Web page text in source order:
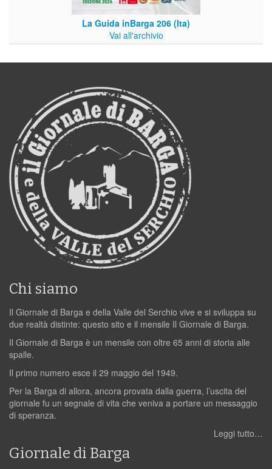
La Guida inBarga 206 (Ita)
Vai all'archivio
Chi siamo
Il Giornale di Barga e della Valle del Serchio vive e si sviluppa su
due realtà distinte: questo sito e il mensile Il Giornale di Barga.
Il Giornale di Barga è un mensile con oltre 65 anni di storia alle
spalle.
Il primo numero esce il 29 maggio del 1949.
Per la Barga di allora, ancora provata dalla guerra, l’uscita del
giornale fu un segnale di vita che veniva a portare un messaggio
di speranza.
Leggi tutto…
Giornale di Barga